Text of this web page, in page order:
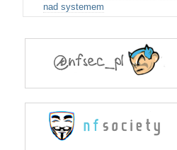
nad systemem